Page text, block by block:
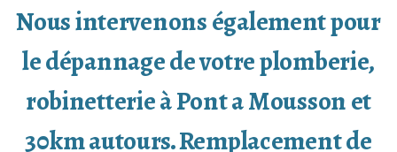
Nous intervenons également pour
le dépannage de votre plomberie,
robinetterie à Pont a Mousson et
30km autours. Remplacement de